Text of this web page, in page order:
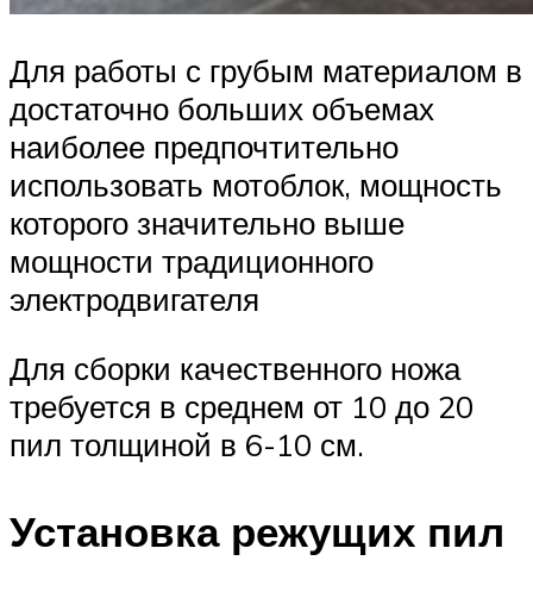
Для работы с грубым материалом в
достаточно больших объемах
наиболее предпочтительно
использовать мотоблок, мощность
которого значительно выше
мощности традиционного
электродвигателя
Для сборки качественного ножа
требуется в среднем от 10 до 20
пил толщиной в 6-10 см.
Установка режущих пил